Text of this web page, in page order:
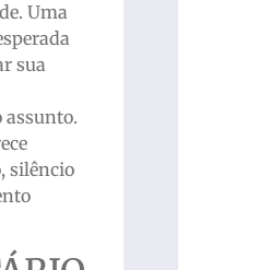
Uma
sua
silêncio